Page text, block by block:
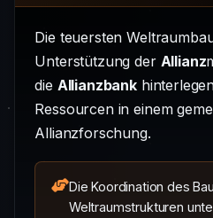
Die teuersten
Unterstützung der Allianz
die Allianzbank
Ressourcen in einem
Allianzforschung.
Die Koordination des
Weltraumstrukturen